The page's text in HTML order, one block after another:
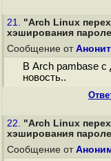
21. "Arch Linux
хэширования
Сообщение от Анонит
В Arch pambase с
новость..
22. "Arch Linux
хэширования
Сообщение от